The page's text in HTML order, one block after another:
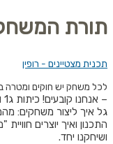
תורת
תכנית מצטיינים - רופין
לכל משחק יש חוקים ומטרה
– אנחנו קובעים! כיתות ג1 ו-ג2
גל איך ליצור משחקים:
התכנון ואיך יוצרים
ושיחקנו יחד.